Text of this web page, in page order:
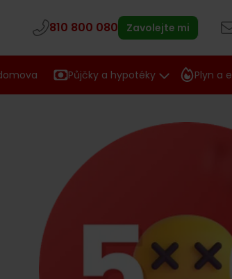
810 800 080 Zavolejte mi
Půjčky a hypotéky Plyn a